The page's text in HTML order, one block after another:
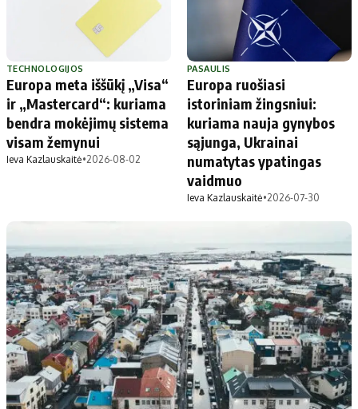
Privatumo politika
Redakcijos politika
Receptai
TECHNOLOGIJOS
Europa meta iššūkį „Visa“
ir „Mastercard“: kuriama
bendra mokėjimų sistema
visam žemynui
Ieva Kazlauskaitė•2026-08-02
PASAULIS
Europa ruošiasi
istoriniam žingsniui:
kuriama nauja gynybos
sąjunga, Ukrainai
numatytas ypatingas
vaidmuo
Ieva Kazlauskaitė•2026-07-30